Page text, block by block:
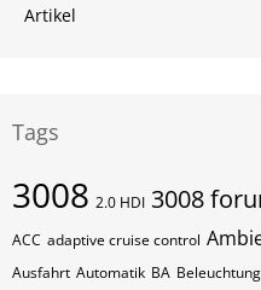
Artikel
Tags
3008 2.0 HDI 3008
ACC adaptive cruise control
Ausfahrt Automatik BA Beleuchtung